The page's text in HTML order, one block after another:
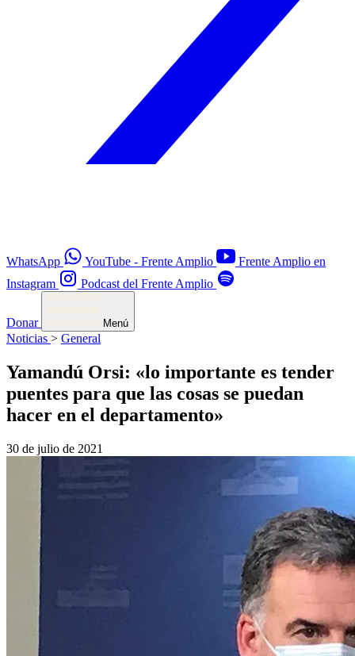
WhatsApp YouTube - Frente Amplio
Frente Amplio en
Instagram
Podcast del Frente Amplio
Donar Menú
Noticias > General
Yamandú Orsi: «lo importante es tender
puentes para que las cosas se puedan
hacer en el departamento»
30 de julio de 2021